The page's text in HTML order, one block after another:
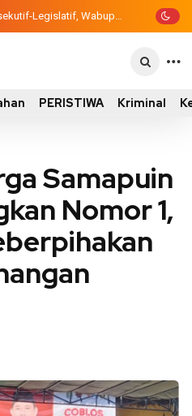
Eksekutif-Legislatif,
Tujuh Kontainer
Temukan Kondisi
Kanar Belajar di Tengah
PERISTIWA Kriminal
Samapuin
Nomor 1,